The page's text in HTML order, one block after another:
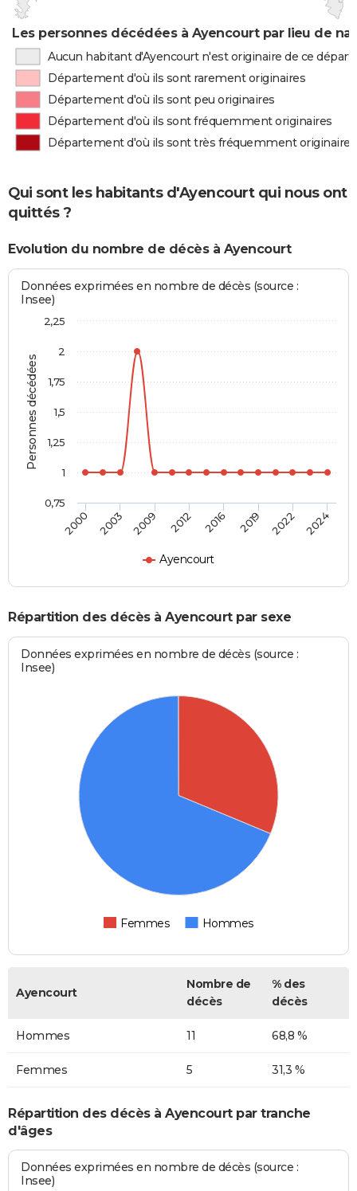
Les personnes décédées à Ayencourt par lieu de
Aucun habitant d'Ayencourt n'est originaire de ce
Département d'où ils sont rarement originaires
Département d'où ils sont peu originaires
Département d'où ils sont fréquemment originaires
Département d'où ils sont très fréquemment originaires
Qui sont les habitants d'Ayencourt qui nous ont
quittés ?
Evolution du nombre de décès à Ayencourt
Personnes décédées
Données exprimées en nombre de décès (source :
Insee)
Ayencourt
2000 2003 2009 2012 2016 2019 2022 2024
0,75
1
1,25
1,5
1,75
2
2,25
Répartition des décès à Ayencourt par sexe
Données exprimées en nombre de décès (source :
Insee)
Femmes Hommes
Ayencourt
Nombre de
décès
% des
décès
Hommes 11 68,8 %
Femmes 5 31,3 %
Répartition des décès à Ayencourt par tranche
d'âges
Données exprimées en nombre de décès (source :
Insee)